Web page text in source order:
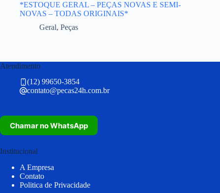
*ESTOQUE GERAL – PEÇAS NOVAS E SEMI-
NOVAS – TODAS ORIGINAIS*
Geral, Peças
Atendimento
(12) 99650-3854
contato@pecas24h.com.br
Chamar no WhatsApp
Institucional
A Empresa
Contato
Politica de Privacidade